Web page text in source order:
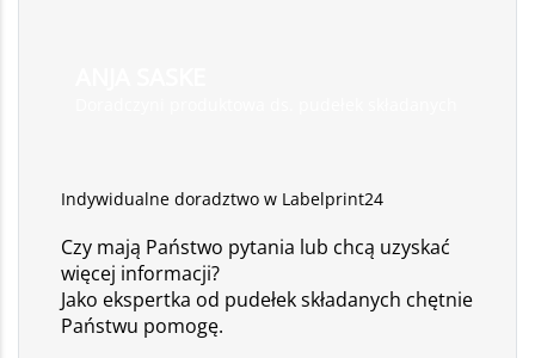
Indywidualne doradztwo w Labelprint24
Czy mają Państwo pytania lub chcą uzyskać
więcej informacji?
Jako ekspertka od pudełek składanych chętnie
Państwu pomogę.